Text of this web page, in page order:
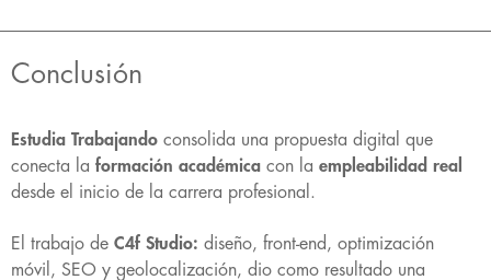
Conclusión
Estudia Trabajando consolida una propuesta digital que
conecta la formación académica con la empleabilidad real
desde el inicio de la carrera profesional.
El trabajo de C4f Studio: diseño, front-end, optimización
móvil, SEO y geolocalización, dio como resultado una